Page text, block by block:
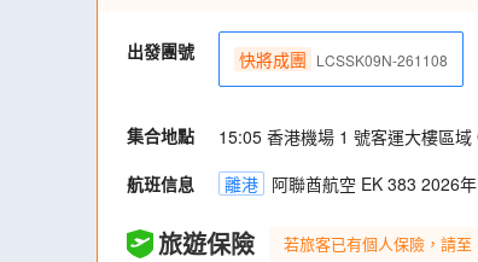
走進以羅馬水道橋聞名的塞哥維亞
兩千年來屹立不搖的歷史遺跡。
後方即為峭壁，名副其實是天空之
壁屋及鵝卵石街道最具特色。城區
窄街和教堂散落古城的每個角落。
波浪立面興建而成，打破傳統線條
出發團號 快將成團 LCSSK09N-261108
集合地點 15:05 香港機場 1 號客運大樓區域
航班信息
離港 阿聯酋航空 EK 383 2026
旅遊保險 若旅客已有個人保險，請至